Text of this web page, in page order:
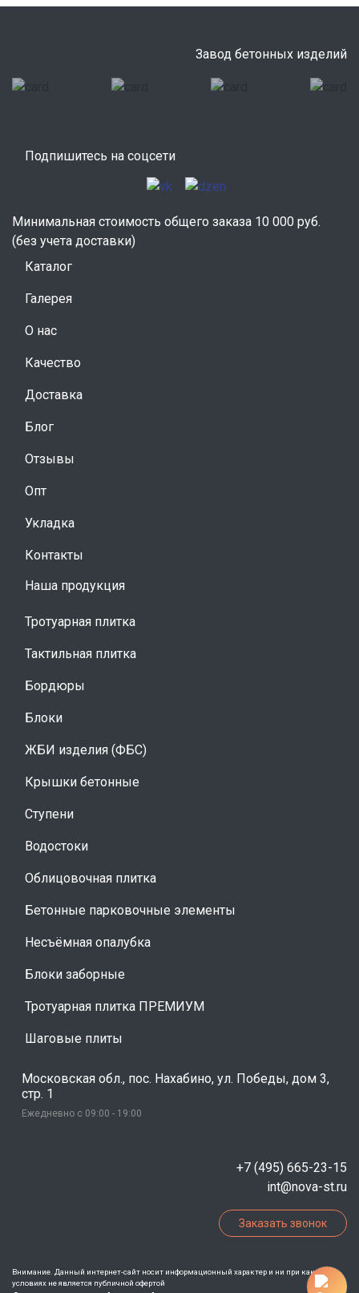
Завод бетонных изделий
Подпишитесь на соцсети
Минимальная стоимость общего заказа 10 000 руб.
(без учета доставки)
Каталог
Галерея
О нас
Качество
Доставка
Блог
Отзывы
Опт
Укладка
Контакты
Наша продукция
Тротуарная плитка
Тактильная плитка
Бордюры
Блоки
ЖБИ изделия (ФБС)
Крышки бетонные
Ступени
Водостоки
Облицовочная плитка
Бетонные парковочные элементы
Несъёмная опалубка
Блоки заборные
Тротуарная плитка ПРЕМИУМ
Шаговые плиты
Московская обл., пос. Нахабино, ул. Победы, дом 3,
стр. 1
Ежедневно с 09:00 - 19:00
+7 (495) 665-23-15
int@nova-st.ru
Заказать звонок
Внимание. Данный интернет-сайт носит информационный характер и ни при каких
условиях не является публичной офертой